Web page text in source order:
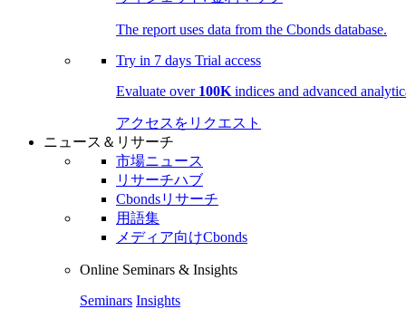
The report uses data from the Cbonds database.
Try in 7 days Trial access
Evaluate over 100K indices and advanced
アクセスをリクエスト
ニュース＆リサーチ
市場ニュース
リサーチハブ
Cbondsリサーチ
用語集
メディア向けCbonds
Online Seminars & Insights
Seminars Insights